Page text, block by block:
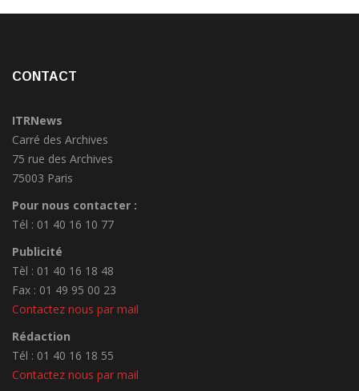
CONTACT
ITRNews
Carré des Archives
75 rue des Archives
75003 Paris
Pour nous contacter :
Tél : 01 40 16 10 77
Publicité
Tèl : 01 40 16 18 48
Fax : 01 49 95 00 23
Contactez nous par mail
Rédaction
Tél : 01 40 16 18 55
Contactez nous par mail